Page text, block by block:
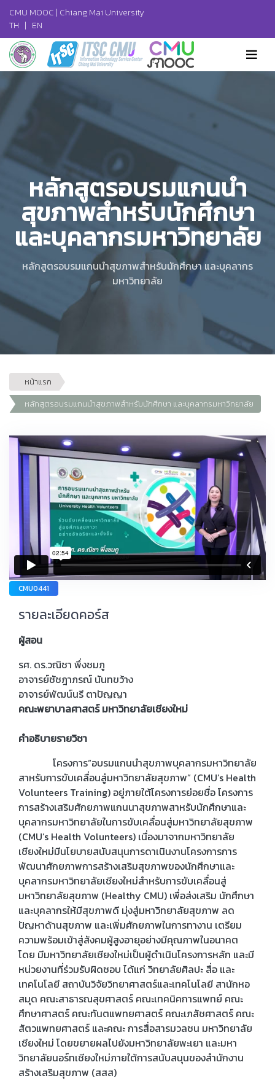
CMU MOOC | Chiang Mai University
TH | EN
หลักสูตรอบรมแกนนำ
สุขภาพสำหรับนักศึกษา
และบุคลากรมหาวิทยาลัย
หลักสูตรอบรมแกนนำสุขภาพสำหรับนักศึกษา และบุคลากร
มหาวิทยาลัย
หน้าแรก
หลักสูตรอบรมแกนนำสุขภาพสำหรับนักศึกษา และบุคลากรมหาวิทยาลัย
CMU0441
รายละเอียดคอร์ส
ผู้สอน
รศ. ดร.วณิชา พึ่งชมภู
อาจารย์ชัชฎาภรณ์ นันทขว้าง
อาจารย์พัฒน์นรี ตาปัญญา
คณะพยาบาลศาสตร์ มหาวิทยาลัยเชียงใหม่
คำอธิบายรายวิชา
โครงการ“อบรมแกนนำสุขภาพบุคลากรมหาวิทยาลัย
สาหรับการขับเคลื่อนสู่มหาวิทยาลัยสุขภาพ” (CMU’s Health
Volunteers Training) อยู่ภายใต้โครงการย่อยชื่อ โครงการ
การสร้างเสริมศักยภาพแกนนาสุขภาพสาหรับนักศึกษาและ
บุคลากรมหาวิทยาลัยในการขับเคลื่อนสู่มหาวิทยาลัยสุขภาพ
(CMU’s Health Volunteers) เนื่องมาจากมหาวิทยาลัย
เชียงใหม่มีนโยบายสนับสนุนการดาเนินงานโครงการการ
พัฒนาศักยภาพการสร้างเสริมสุขภาพของนักศึกษาและ
บุคลากรมหาวิทยาลัยเชียงใหม่สำหรับการขับเคลื่อนสู่
มหาวิทยาลัยสุขภาพ (Healthy CMU) เพื่อส่งเสริม นักศึกษา
และบุคลากรให้มีสุขภาพดี มุ่งสู่มหาวิทยาลัยสุขภาพ ลด
ปัญหาด้านสุขภาพ และเพิ่มศักยภาพในการทางาน เตรียม
ความพร้อมเข้าสู่สังคมผู้สูงอายุอย่างมีคุณภาพในอนาคต
โดย มีมหาวิทยาลัยเชียงใหม่เป็นผู้ดำเนินโครงการหลัก และมี
หน่วยงานที่ร่วมรับผิดชอบ ได้แก่ วิทยาลัยศิลปะ สื่อ และ
เทคโนโลยี สถาบันวิจัยวิทยาศาสตร์และเทคโนโลยี สานักหอ
สมุด คณะสาธารณสุขศาสตร์ คณะเทคนิคการแพทย์ คณะ
ศึกษาศาสตร์ คณะทันตแพทยศาสตร์ คณะเภสัชศาสตร์ คณะ
สัตวแพทยศาสตร์ และคณะ การสื่อสารมวลชน มหาวิทยาลัย
เชียงใหม่ โดยขยายผลไปยังมหาวิทยาลัยพะเยา และมหา
วิทยาลัยนอร์ทเชียงใหม่ภายใต้การสนับสนุนของสำนักงาน
สร้างเสริมสุขภาพ (สสส)